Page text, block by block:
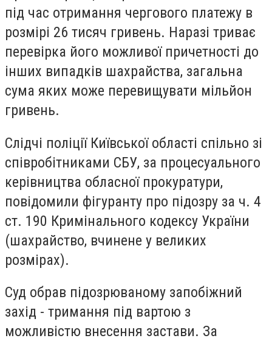
під час отримання чергового платежу в
розмірі 26 тисяч гривень. Наразі триває
перевірка його можливої причетності до
інших випадків шахрайства, загальна
сума яких може перевищувати мільйон
гривень.
Слідчі поліції Київської області спільно зі
співробітниками СБУ, за процесуального
керівництва обласної прокуратури,
повідомили фігуранту про підозру за ч. 4
ст. 190 Кримінального кодексу України
(шахрайство, вчинене у великих
розмірах).
Суд обрав підозрюваному запобіжний
захід - тримання під вартою з
можливістю внесення застави. За